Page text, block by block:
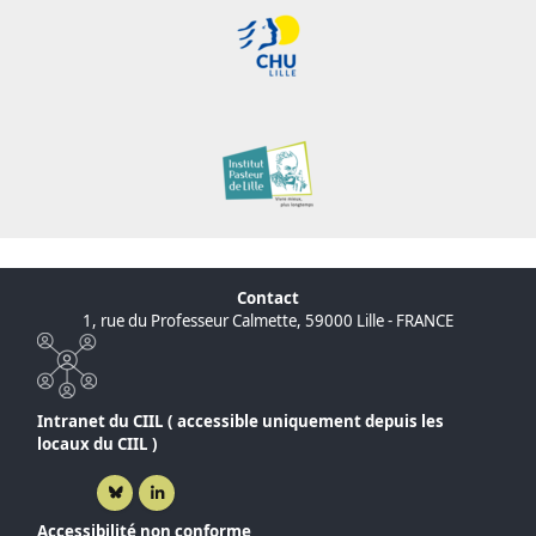
Contact
1, rue du Professeur Calmette, 59000 Lille - FRANCE
Intranet du CIIL ( accessible uniquement depuis les
locaux du CIIL )
Bluesky ( nouvelle fenêtre)
Linkedin ( nouvelle fenêtre)
Accessibilité non conforme